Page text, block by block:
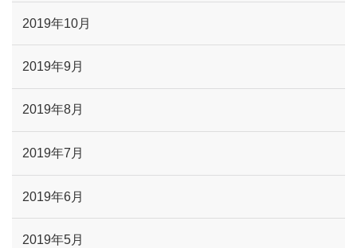
2019年10月
2019年9月
2019年8月
2019年7月
2019年6月
2019年5月